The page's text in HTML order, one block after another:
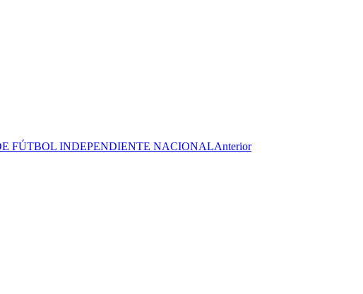
FÚTBOL INDEPENDIENTE NACIONALAnterior